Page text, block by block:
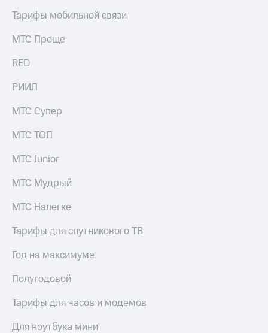
Программа
Рынок
облигаций
Описание
Уведомление
погашении
облигаций
Реквизиты
развитие
На главную
Тарифы мобильной связи
МТС Проще
RED
РИИЛ
МТС Супер
МТС ТОП
МТС Junior
МТС Мудрый
МТС Налегке
Тарифы для спутникового ТВ
Год на максимуме
Полугодовой
Тарифы для часов и модемов
Для ноутбука мини